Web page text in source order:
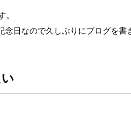
日なので久しぶりにブログを書